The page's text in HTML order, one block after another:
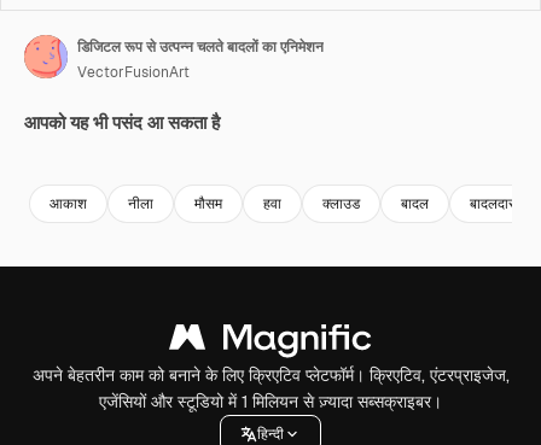
डिजिटल रूप से उत्पन्न चलते बादलों का एनिमेशन
VectorFusionArt
आपको यह भी पसंद आ सकता है
आकाश नीला मौसम हवा क्लाउड बादल बादलदार
अपने बेहतरीन काम को बनाने के लिए क्रिएटिव प्लेटफॉर्म। क्रिएटिव, एंटरप्राइजेज,
एजेंसियों और स्टूडियो में 1 मिलियन से ज़्यादा सब्सक्राइबर।
हिन्दी